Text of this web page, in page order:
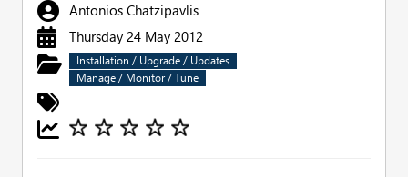
Antonios Chatzipavlis
Thursday 24 May 2012
Installation / Upgrade / Updates
Manage / Monitor / Tune